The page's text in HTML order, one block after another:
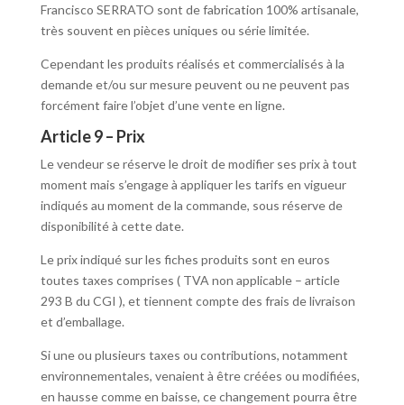
Francisco SERRATO sont de fabrication 100% artisanale,
très souvent en pièces uniques ou série limitée.
Cependant les produits réalisés et commercialisés à la
demande et/ou sur mesure peuvent ou ne peuvent pas
forcément faire l’objet d’une vente en ligne.
Article 9 – Prix
Le vendeur se réserve le droit de modifier ses prix à tout
moment mais s’engage à appliquer les tarifs en vigueur
indiqués au moment de la commande, sous réserve de
disponibilité à cette date.
Le prix indiqué sur les fiches produits sont en euros
toutes taxes comprises ( TVA non applicable – article
293 B du CGI ), et tiennent compte des frais de livraison
et d’emballage.
Si une ou plusieurs taxes ou contributions, notamment
environnementales, venaient à être créées ou modifiées,
en hausse comme en baisse, ce changement pourra être